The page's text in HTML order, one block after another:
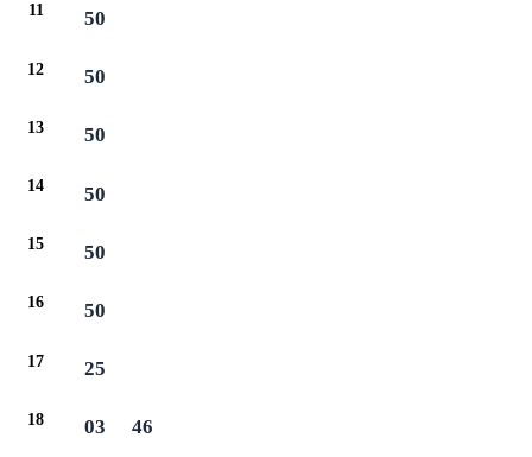
11 50
12 50
13 50
14 50
15 50
16 50
17 25
18 03 46